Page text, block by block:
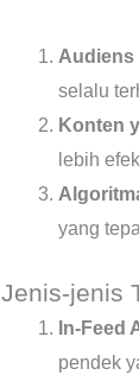
Audiens
selalu
Konten
lebih
yang
Jenis-jenis
In-Feed
pendek